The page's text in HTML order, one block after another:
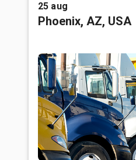
25 aug
Phoenix, AZ, USA